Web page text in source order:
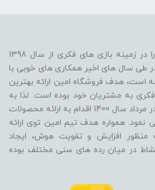
فروشگاه امین فعالیت خود را در زمینه بازی های فکری از سال 1398
طی سال های اخیر همکاری های خوبی با
است، هدف فروشگاه امین ارائه بهترین
به مشتریان خود بوده است. لذا به
منظور گسترش خدمات خود در مرداد سال 1400 اقدام به ارائه محصولات
نمود. همواره هدف تیم امین توی ارائه
منظور افزایش و تقویت هوش، ایجاد
در میان رده های سنی مختلف بوده